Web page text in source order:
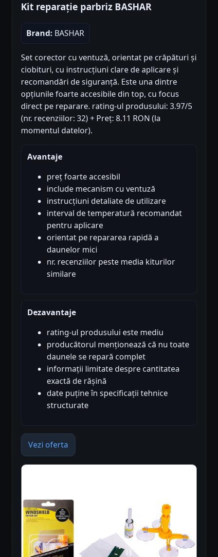
Kit reparație parbriz BASHAR
Brand: BASHAR
Set corector cu ventuză, orientat pe crăpături și
ciobituri, cu instrucțiuni clare de aplicare și
recomandări de siguranță. Este una dintre
opțiunile foarte accesibile din top, cu focus
direct pe reparare. rating-ul produsului: 3.97/5
(nr. recenziilor: 32) + Preț: 8.11 RON (la
momentul datelor).
Avantaje
preț foarte accesibil
include mecanism cu ventuză
instrucțiuni detaliate de utilizare
interval de temperatură recomandat
pentru aplicare
orientat pe repararea rapidă a
daunelor mici
nr. recenziilor peste media kiturilor
similare
Dezavantaje
rating-ul produsului este mediu
producătorul menționează că nu toate
daunele se repară complet
informații limitate despre cantitatea
exactă de rășină
date puține în specificații tehnice
structurate
Vezi oferta